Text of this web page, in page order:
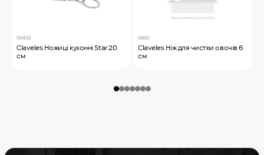
00402
Claveles Ножиці кухонні Star 20
см
0900
Claveles Ніж для чистки овочів 6
см